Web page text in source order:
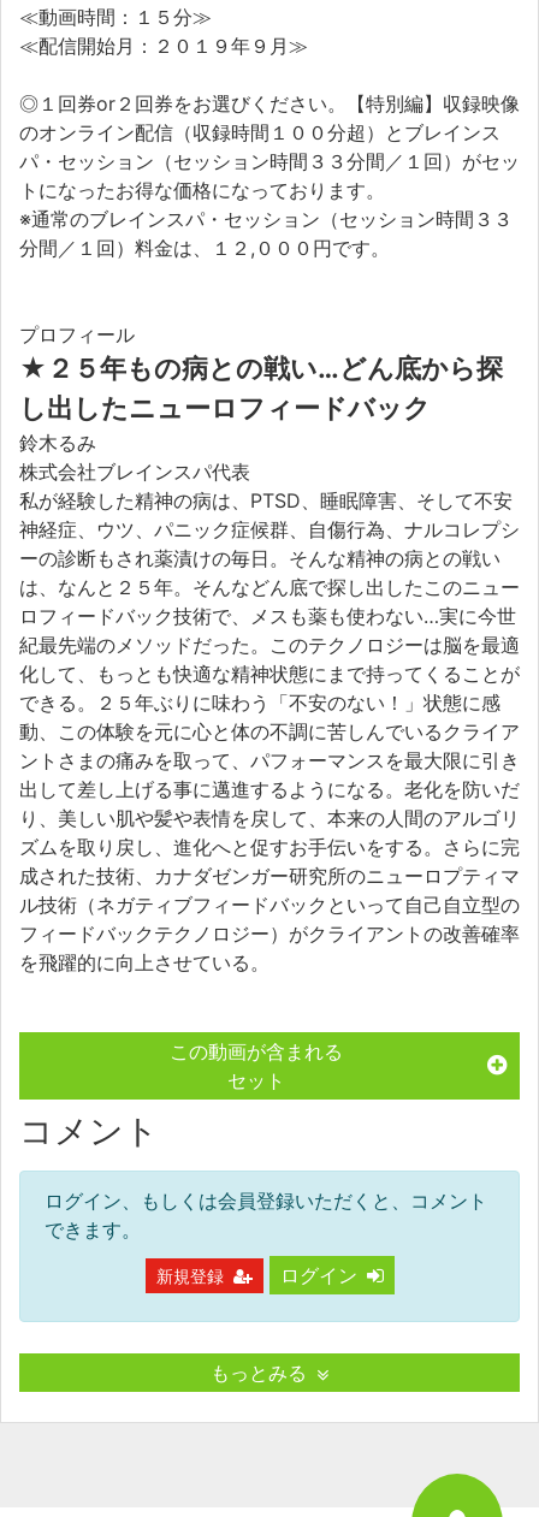
≪動画時間：１５分≫
≪配信開始月：２０１９年９月≫
◎１回券or２回券をお選びください。【特別編】収録映像
のオンライン配信（収録時間１００分超）とブレインス
パ・セッション（セッション時間３３分間／１回）がセッ
トになったお得な価格になっております。
※通常のブレインスパ・セッション（セッション時間３３
分間／１回）料金は、１２,０００円です。
プロフィール
★２５年もの病との戦い…どん底から探
し出したニューロフィードバック
鈴木るみ
株式会社ブレインスパ代表
私が経験した精神の病は、PTSD、睡眠障害、そして不安
神経症、ウツ、パニック症候群、自傷行為、ナルコレプシ
ーの診断もされ薬漬けの毎日。そんな精神の病との戦い
は、なんと２５年。そんなどん底で探し出したこのニュー
ロフィードバック技術で、メスも薬も使わない…実に今世
紀最先端のメソッドだった。このテクノロジーは脳を最適
化して、もっとも快適な精神状態にまで持ってくることが
できる。２５年ぶりに味わう「不安のない！」状態に感
動、この体験を元に心と体の不調に苦しんでいるクライア
ントさまの痛みを取って、パフォーマンスを最大限に引き
出して差し上げる事に邁進するようになる。老化を防いだ
り、美しい肌や髪や表情を戻して、本来の人間のアルゴリ
ズムを取り戻し、進化へと促すお手伝いをする。さらに完
成された技術、カナダゼンガー研究所のニューロプティマ
ル技術（ネガティブフィードバックといって自己自立型の
フィードバックテクノロジー）がクライアントの改善確率
を飛躍的に向上させている。
この動画が含まれる
セット
コメント
ログイン、もしくは会員登録いただくと、コメント
できます。
新規登録 ログイン
もっとみる